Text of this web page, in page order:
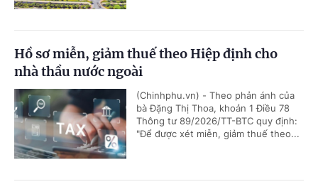
Hồ sơ miễn, giảm thuế theo Hiệp định cho
nhà thầu nước ngoài
(Chinhphu.vn) - Theo phản ánh của
bà Đặng Thị Thoa, khoản 1 Điều 78
Thông tư 89/2026/TT-BTC quy định:
"Để được xét miễn, giảm thuế theo...